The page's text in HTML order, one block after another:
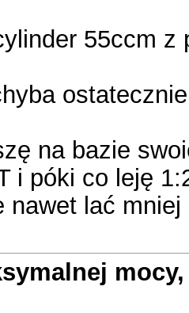
55ccm z
na bazie
i póki co leję
nawet lać